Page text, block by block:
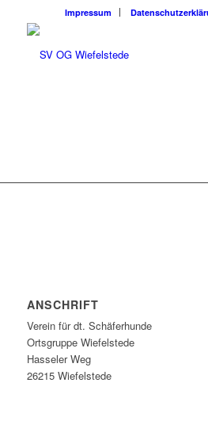
Impressum
ANSCHRIFT
Verein für dt. Schäferhunde
Ortsgruppe Wiefelstede
Hasseler Weg
26215 Wiefelstede